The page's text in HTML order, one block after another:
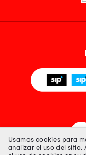
Usamos cookies para
analizar el uso del sitio.